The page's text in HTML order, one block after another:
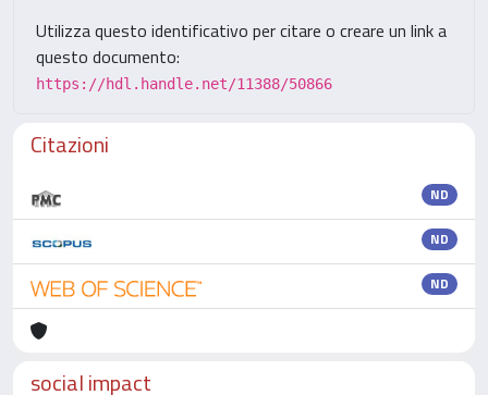
Utilizza questo identificativo per citare o creare un link a
questo documento:
https://hdl.handle.net/11388/50866
Citazioni
ND
ND
ND
social impact